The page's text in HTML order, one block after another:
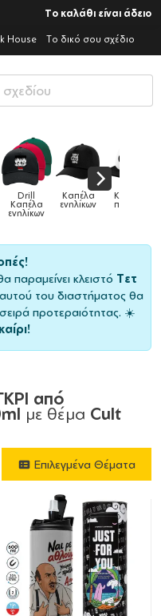
Το καλάθι είναι άδειο
House Το δικό σου σχέδιο
Drill
Καπέλα
ενηλίκων
Καπέλα
ενηλίκων
Καπέλα
παιδικά
παραμείνει κλειστό Τετ
του διαστήματος θα
προτεραιότητας. ☀️
Επιλεγμένα Θέματα
από
με θέμα Cult